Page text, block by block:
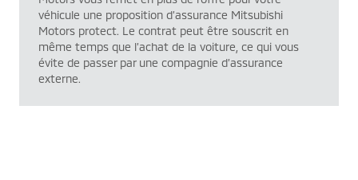
véhicule une proposition d’assurance Mitsubishi
Motors protect. Le contrat peut être souscrit en
même temps que l’achat de la voiture, ce qui vous
évite de passer par une compagnie d’assurance
externe.